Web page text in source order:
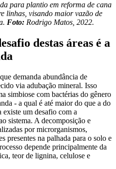
para plantio em reforma de cana
linhas, visando maior vazão de
Foto: Rodrigo Matos, 2022.
destas áreas é a
demanda abundância de
via adubação mineral. Isso
simbiose com bactérias do gênero
- a qual é até maior do que a do
existe um desafio com a
sistema. A decomposição e
por microrganismos,
presentes na palhada para o solo e
depende principalmente da
teor de lignina, celulose e